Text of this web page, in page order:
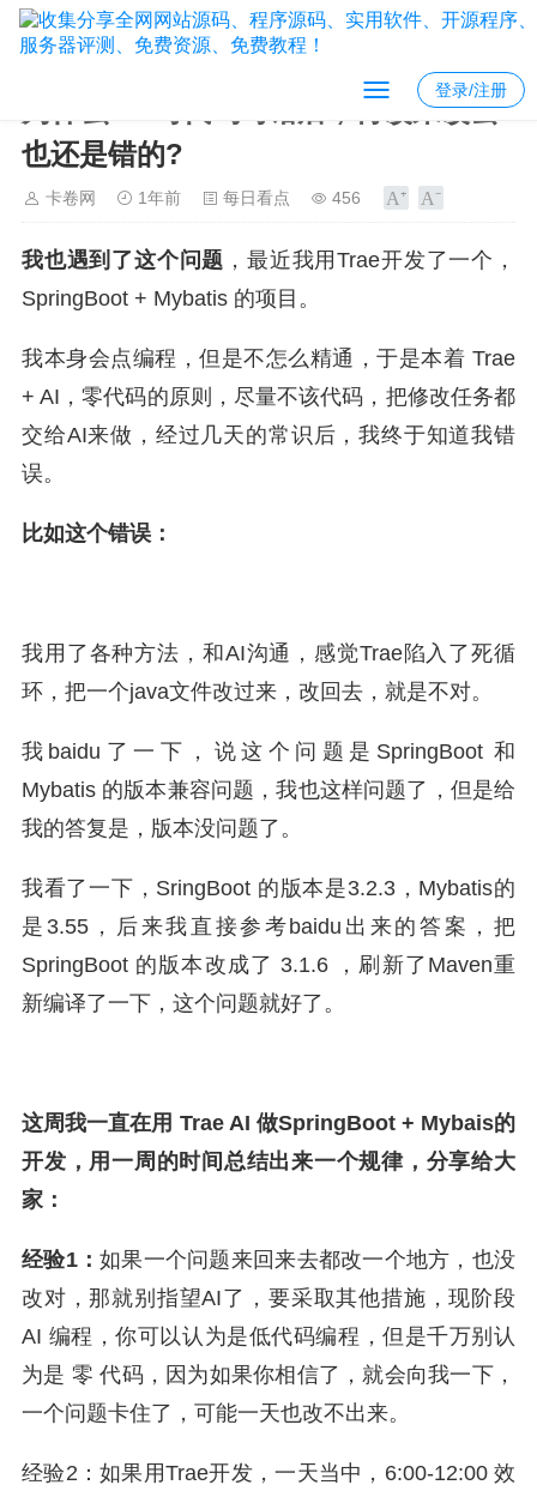
登录/注册
为什么 AI 写代码写错后，再改来改去
也还是错的?
卡卷网 1年前 每日看点 456
我也遇到了这个问题 ，最近我用Trae开发了一个，
SpringBoot + Mybatis 的项目。
我本身会点编程，但是不怎么精通，于是本着 Trae
+ AI，零代码的原则，尽量不该代码，把修改任务都
交给AI来做，经过几天的常识后，我终于知道我错
误。
比如这个错误：
我用了各种方法，和AI沟通，感觉Trae陷入了死循
环，把一个java文件改过来，改回去，就是不对。
我baidu了一下，说这个问题是SpringBoot 和
Mybatis 的版本兼容问题，我也这样问题了，但是给
我的答复是，版本没问题了。
我看了一下，SringBoot 的版本是3.2.3，Mybatis的
是3.55，后来我直接参考baidu出来的答案，把
SpringBoot 的版本改成了 3.1.6 ，刷新了Maven重
新编译了一下，这个问题就好了。
这周我一直在用 Trae AI 做SpringBoot + Mybais的
开发，用一周的时间总结出来一个规律，分享给大
家：
经验1：如果一个问题来回来去都改一个地方，也没
改对，那就别指望AI了，要采取其他措施，现阶段
AI 编程，你可以认为是低代码编程，但是千万别认
为是 零 代码，因为如果你相信了，就会向我一下，
一个问题卡住了，可能一天也改不出来。
经验2：如果用Trae开发，一天当中，6:00-12:00 效